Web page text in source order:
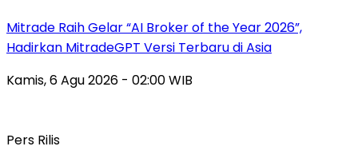
Mitrade Raih Gelar “AI Broker of the Year 2026”,
Hadirkan MitradeGPT Versi Terbaru di Asia
Kamis, 6 Agu 2026 - 02:00 WIB
Pers Rilis